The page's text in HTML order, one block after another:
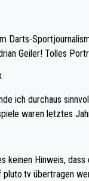
Darts-
Geiler! Tolles
ich durchaus
der Welt eh qualifi
automatische
J
übertragen